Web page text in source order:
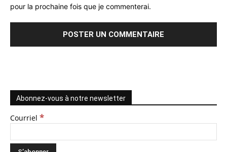
pour la prochaine fois que je commenterai.
Abonnez-vous à notre newsletter
Courriel *